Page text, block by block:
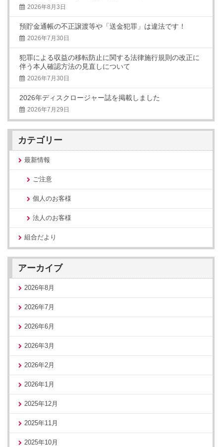
2026年8月3日
預貯金通帳の不正譲渡等や「送金犯罪」は違法です！
2026年7月30日
犯罪による収益の移転防止に関する法律施行規則の改正に
伴う本人確認方法の見直しについて
2026年7月30日
2026年ディスクロージャー誌を掲載しました
2026年7月29日
カテゴリー
最新情報
ご注意
個人のお客様
法人のお客様
組合だより
アーカイブ
2026年8月
2026年7月
2026年6月
2026年3月
2026年2月
2026年1月
2025年12月
2025年11月
2025年10月